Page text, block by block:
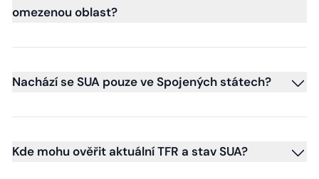
omezenou oblast?
Nachází se SUA pouze ve Spojených státech?
Kde mohu ověřit aktuální TFR a stav SUA?